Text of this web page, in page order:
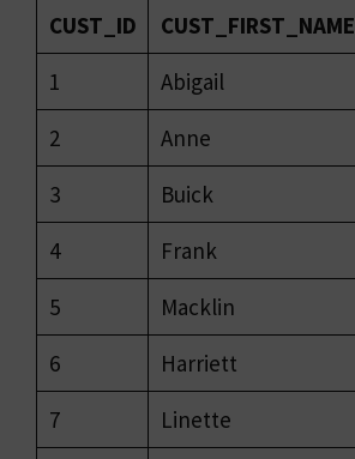
CUST_ID CUST_FIRST_NAME
1
Abigail
2
Anne
3
Buick
4
Frank
5
Macklin
6
Harriett
7
Linette